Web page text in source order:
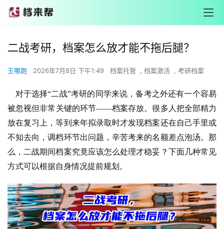
二战考研，档案怎么放才能不拖后腿？
王哪跑 2026年7月8日 下午1:49 档案托管 , 档案激活 , 考研档案
对于选择“二战”考研的同学来说，备考之外还有一个容易
被忽视但非常关键的环节——档案存放。很多人把全部精力
放在复习上，等到来年拟录取时才发现档案还在自己手里或
不知去向，调档环节出问题，辛苦考来的名额差点泡汤。那
么，二战期间档案究竟应该怎么处理才稳妥？下面几种常见
方式可以根据自身情况提前规划。